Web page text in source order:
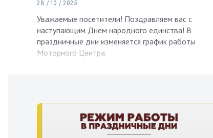
28 / 10 / 2025
Уважаемые посетители! Поздравляем вас с
наступающим Днем народного единства! В
праздничные дни изменяется график работы
Моторного Центра.